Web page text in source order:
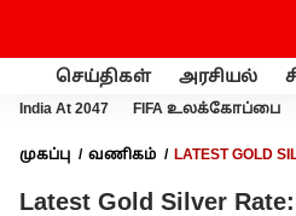
செய்திகள் அரசியல்
India At 2047 FIFA உலக்கோப்பை
முகப்பு வணிகம்
LATEST GOLD
எவ்ளோ தெரியுமா?
Latest Gold Silver